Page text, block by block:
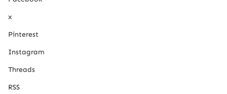
x
Pinterest
Instagram
Threads
RSS